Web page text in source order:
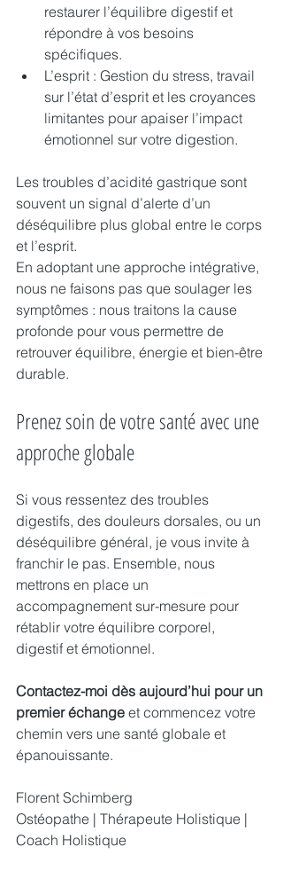
restaurer l’équilibre digestif et
répondre à vos besoins
spécifiques.
L’esprit : Gestion du stress, travail
sur l’état d’esprit et les croyances
limitantes pour apaiser l’impact
émotionnel sur votre digestion.
Les troubles d’acidité gastrique sont
souvent un signal d’alerte d’un
déséquilibre plus global entre le corps
et l’esprit.
En adoptant une approche intégrative,
nous ne faisons pas que soulager les
symptômes : nous traitons la cause
profonde pour vous permettre de
retrouver équilibre, énergie et bien-être
durable.
Prenez soin de votre santé avec une
approche globale
Si vous ressentez des troubles
digestifs, des douleurs dorsales, ou un
déséquilibre général, je vous invite à
franchir le pas. Ensemble, nous
mettrons en place un
accompagnement sur-mesure pour
rétablir votre équilibre corporel,
digestif et émotionnel.
Contactez-moi dès aujourd’hui pour un
premier échange et commencez votre
chemin vers une santé globale et
épanouissante.
Florent Schimberg
Ostéopathe | Thérapeute Holistique |
Coach Holistique